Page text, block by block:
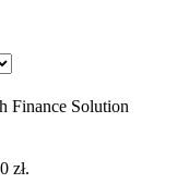
Finance Solution
zł.